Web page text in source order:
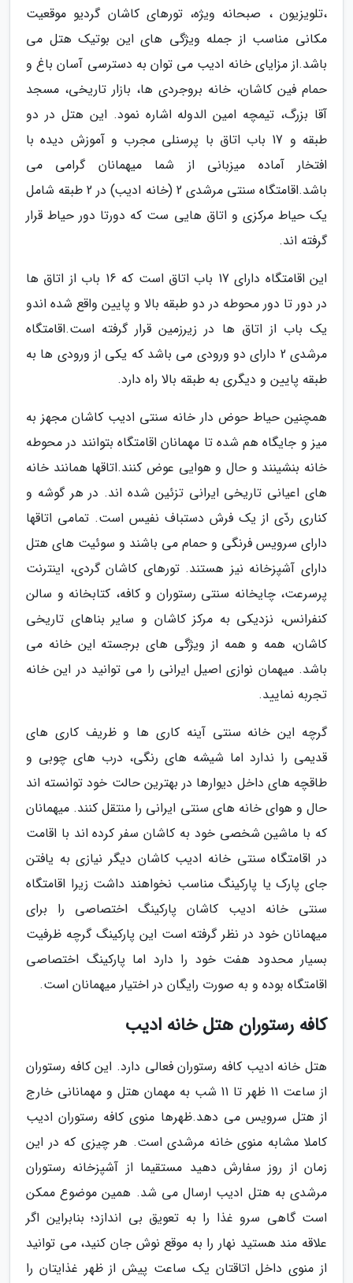
،تلویزیون ، صبحانه ویژه، تورهای کاشان گردیو موقعیت
مکانی مناسب از جمله ویژگی های این بوتیک هتل می
باشد.از مزایای خانه ادیب می توان به دسترسی آسان باغ و
حمام فین کاشان، خانه بروجردی ها، بازار تاریخی، مسجد
آقا بزرگ، تیمچه امین الدوله اشاره نمود. این هتل در دو
طبقه و 17 باب اتاق با پرسنلی مجرب و آموزش دیده با
افتخار آماده میزبانی از شما میهمانان گرامی می
باشد.اقامتگاه سنتی مرشدی 2 (خانه ادیب) در 2 طبقه شامل
یک حیاط مرکزی و اتاق هایی ست که دورتا دور حیاط قرار
گرفته اند.
این اقامتگاه دارای 17 باب اتاق است که 16 باب از اتاق ها
در دور تا دور محوطه در دو طبقه بالا و پایین واقع شده اندو
یک باب از اتاق ها در زیرزمین قرار گرفته است.اقامتگاه
مرشدی 2 دارای دو ورودی می باشد که یکی از ورودی ها به
طبقه پایین و دیگری به طبقه بالا راه دارد.
همچنین حیاط حوض دار خانه سنتی ادیب کاشان مجهز به
میز و جایگاه هم شده تا مهمانان اقامتگاه بتوانند در محوطه
خانه بنشینند و حال و هوایی عوض کنند.اتاقها همانند خانه
های اعیانی تاریخی ایرانی تزئین شده اند. در هر گوشه و
کناری ردّی از یک فرش دستباف نفیس است. تمامی اتاقها
دارای سرویس فرنگی و حمام می باشند و سوئیت های هتل
دارای آشپزخانه نیز هستند. تورهای کاشان گردی، اینترنت
پرسرعت، چایخانه سنتی رستوران و کافه، کتابخانه و سالن
کنفرانس، نزدیکی به مرکز کاشان و سایر بناهای تاریخی
کاشان، همه و همه از ویژگی های برجسته این خانه می
باشد. میهمان نوازی اصیل ایرانی را می توانید در این خانه
تجربه نمایید.
گرچه این خانه سنتی آینه کاری ها و ظریف کاری های
قدیمی را ندارد اما شیشه های رنگی، درب های چوبی و
طاقچه های داخل دیوارها در بهترین حالت خود توانسته اند
حال و هوای خانه های سنتی ایرانی را منتقل کنند. میهمانان
که با ماشین شخصی خود به کاشان سفر کرده اند با اقامت
در اقامتگاه سنتی خانه ادیب کاشان دیگر نیازی به یافتن
جای پارک یا پارکینگ مناسب نخواهند داشت زیرا اقامتگاه
سنتی خانه ادیب کاشان پارکینگ اختصاصی را برای
میهمانان خود در نظر گرفته است این پارکینگ گرچه ظرفیت
بسیار محدود هفت خود را دارد اما پارکینگ اختصاصی
اقامتگاه بوده و به صورت رایگان در اختیار میهمانان است.
کافه رستوران هتل خانه ادیب
هتل خانه ادیب کافه رستوران فعالی دارد. این کافه رستوران
از ساعت 11 ظهر تا 11 شب به مهمان هتل و مهمانانی خارج
از هتل سرویس می دهد.ظهرها منوی کافه رستوران ادیب
کاملا مشابه منوی خانه مرشدی است. هر چیزی که در این
زمان از روز سفارش دهید مستقیما از آشپزخانه رستوران
مرشدی به هتل ادیب ارسال می شد. همین موضوع ممکن
است گاهی سرو غذا را به تعویق بی اندازد؛ بنابراین اگر
علاقه مند هستید نهار را به موقع نوش جان کنید، می توانید
از منوی داخل اتاقتان یک ساعت پیش از ظهر غذایتان را